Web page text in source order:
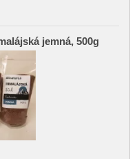
jemná, 500g